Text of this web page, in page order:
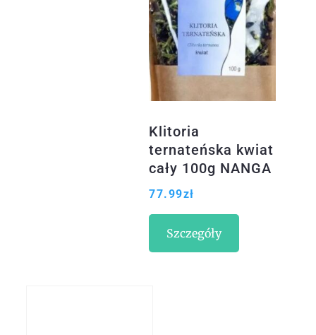
Klitoria
ternateńska kwiat
cały 100g NANGA
77.99zł
Szczegóły